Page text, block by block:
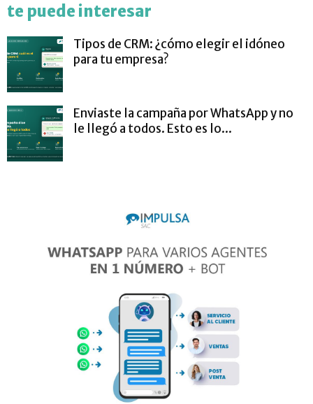
te puede interesar
Tipos de CRM: ¿cómo elegir el idóneo
para tu empresa?
Enviaste la campaña por WhatsApp y no
le llegó a todos. Esto es lo...